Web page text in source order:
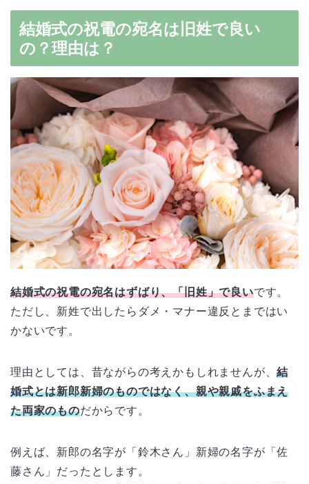
結婚式の祝電の宛名は旧姓で良い
の？理由は？
結婚式の祝電の宛名はずばり、「旧姓」で良いです。
ただし、新姓で出したらダメ・マナー違反とまではい
かないです。
理由としては、昔ながらの考えかもしれませんが、結
婚式とは新郎新婦のものではなく、親や親戚をふまえ
た両家のものだからです。
例えば、新郎の名字が「鈴木さん」新婦の名字が「佐
藤さん」だったとします。